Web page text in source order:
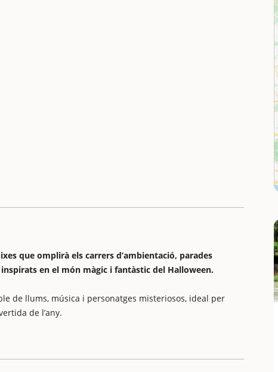
que omplirà els carrers d’ambientació, parades
en el món màgic i fantàstic del Halloween.
de llums, música i personatges misteriosos, ideal per
de l’any.